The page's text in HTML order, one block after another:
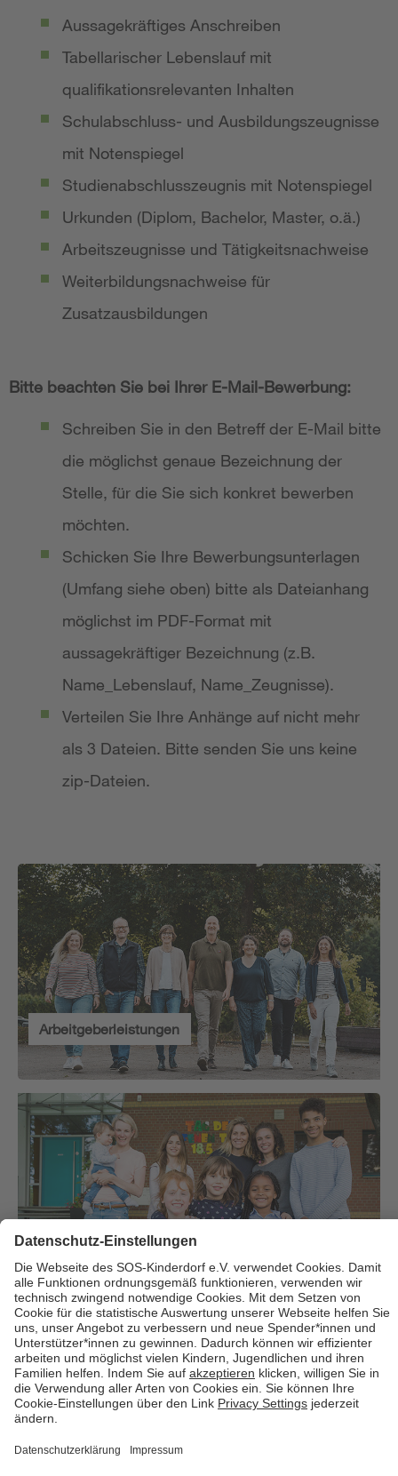
Aussagekräftiges Anschreiben
Tabellarischer Lebenslauf mit
qualifikationsrelevanten Inhalten
Schulabschluss- und Ausbildungszeugnisse
mit Notenspiegel
Studienabschlusszeugnis mit Notenspiegel
Urkunden (Diplom, Bachelor, Master, o.ä.)
Arbeitszeugnisse und Tätigkeitsnachweise
Weiterbildungsnachweise für
Zusatzausbildungen
Bitte beachten Sie bei Ihrer E-Mail-Bewerbung:
Schreiben Sie in den Betreff der E-Mail bitte
die möglichst genaue Bezeichnung der
Stelle, für die Sie sich konkret bewerben
möchten.
Schicken Sie Ihre Bewerbungsunterlagen
(Umfang siehe oben) bitte als Dateianhang
möglichst im PDF-Format mit
aussagekräftiger Bezeichnung (z.B.
Name_Lebenslauf, Name_Zeugnisse).
Verteilen Sie Ihre Anhänge auf nicht mehr
als 3 Dateien. Bitte senden Sie uns keine
zip-Dateien.
Arbeitgeberleistungen